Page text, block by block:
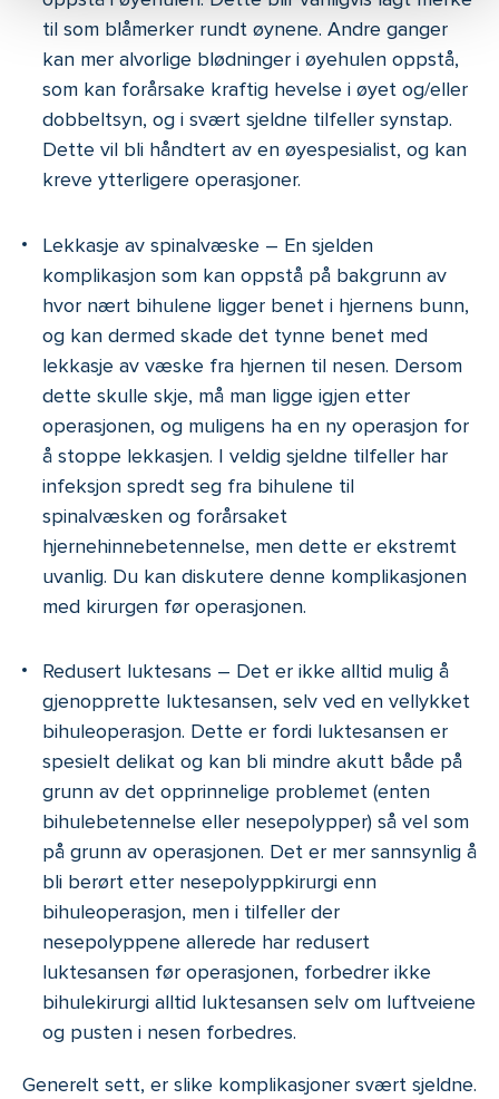
til som blåmerker rundt øynene. Andre ganger
kan mer alvorlige blødninger i øyehulen oppstå,
som kan forårsake kraftig hevelse i øyet og/eller
dobbeltsyn, og i svært sjeldne tilfeller synstap.
Dette vil bli håndtert av en øyespesialist, og kan
kreve ytterligere operasjoner.
Lekkasje av spinalvæske – En sjelden
komplikasjon som kan oppstå på bakgrunn av
hvor nært bihulene ligger benet i hjernens bunn,
og kan dermed skade det tynne benet med
lekkasje av væske fra hjernen til nesen. Dersom
dette skulle skje, må man ligge igjen etter
operasjonen, og muligens ha en ny operasjon for
å stoppe lekkasjen. I veldig sjeldne tilfeller har
infeksjon spredt seg fra bihulene til
spinalvæsken og forårsaket
hjernehinnebetennelse, men dette er ekstremt
uvanlig. Du kan diskutere denne komplikasjonen
med kirurgen før operasjonen.
Redusert luktesans – Det er ikke alltid mulig å
gjenopprette luktesansen, selv ved en vellykket
bihuleoperasjon. Dette er fordi luktesansen er
spesielt delikat og kan bli mindre akutt både på
grunn av det opprinnelige problemet (enten
bihulebetennelse eller nesepolypper) så vel som
på grunn av operasjonen. Det er mer sannsynlig å
bli berørt etter nesepolyppkirurgi enn
bihuleoperasjon, men i tilfeller der
nesepolyppene allerede har redusert
luktesansen før operasjonen, forbedrer ikke
bihulekirurgi alltid luktesansen selv om luftveiene
og pusten i nesen forbedres.
Generelt sett, er slike komplikasjoner svært sjeldne.